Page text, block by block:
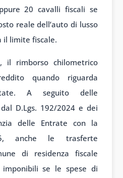
20 cavalli fiscali se
reale dell’auto di lusso
il limite fiscale.
il rimborso chilometrico
quando riguarda
A seguito delle
D.Lgs. 192/2024 e dei
delle Entrate con la
anche le trasferte
di residenza fiscale
imponibili se le spese di